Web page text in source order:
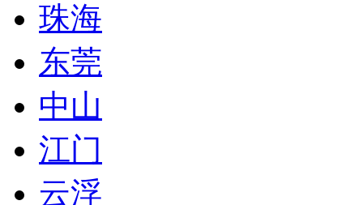
珠海
东莞
中山
江门
云浮